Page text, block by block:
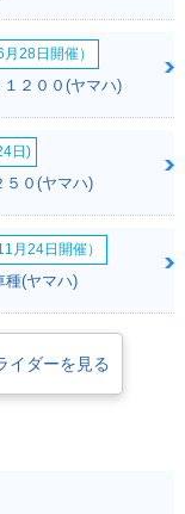
28日開催）
２００(ヤマハ)
日)
５０(ヤマハ)
月24日開催）
種(ヤマハ)
イダーを見る